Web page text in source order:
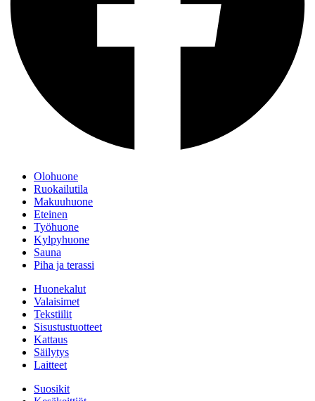
Olohuone
Ruokailutila
Makuuhuone
Eteinen
Työhuone
Kylpyhuone
Sauna
Piha ja terassi
Huonekalut
Valaisimet
Tekstiilit
Sisustustuotteet
Kattaus
Säilytys
Laitteet
Suosikit